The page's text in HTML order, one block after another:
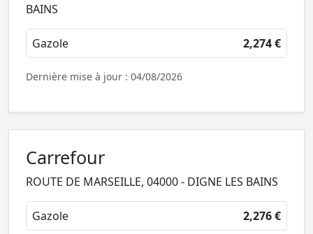
BAINS
Gazole 2,274 €
Dernière mise à jour : 04/08/2026
Carrefour
ROUTE DE MARSEILLE, 04000 - DIGNE LES BAINS
Gazole 2,276 €